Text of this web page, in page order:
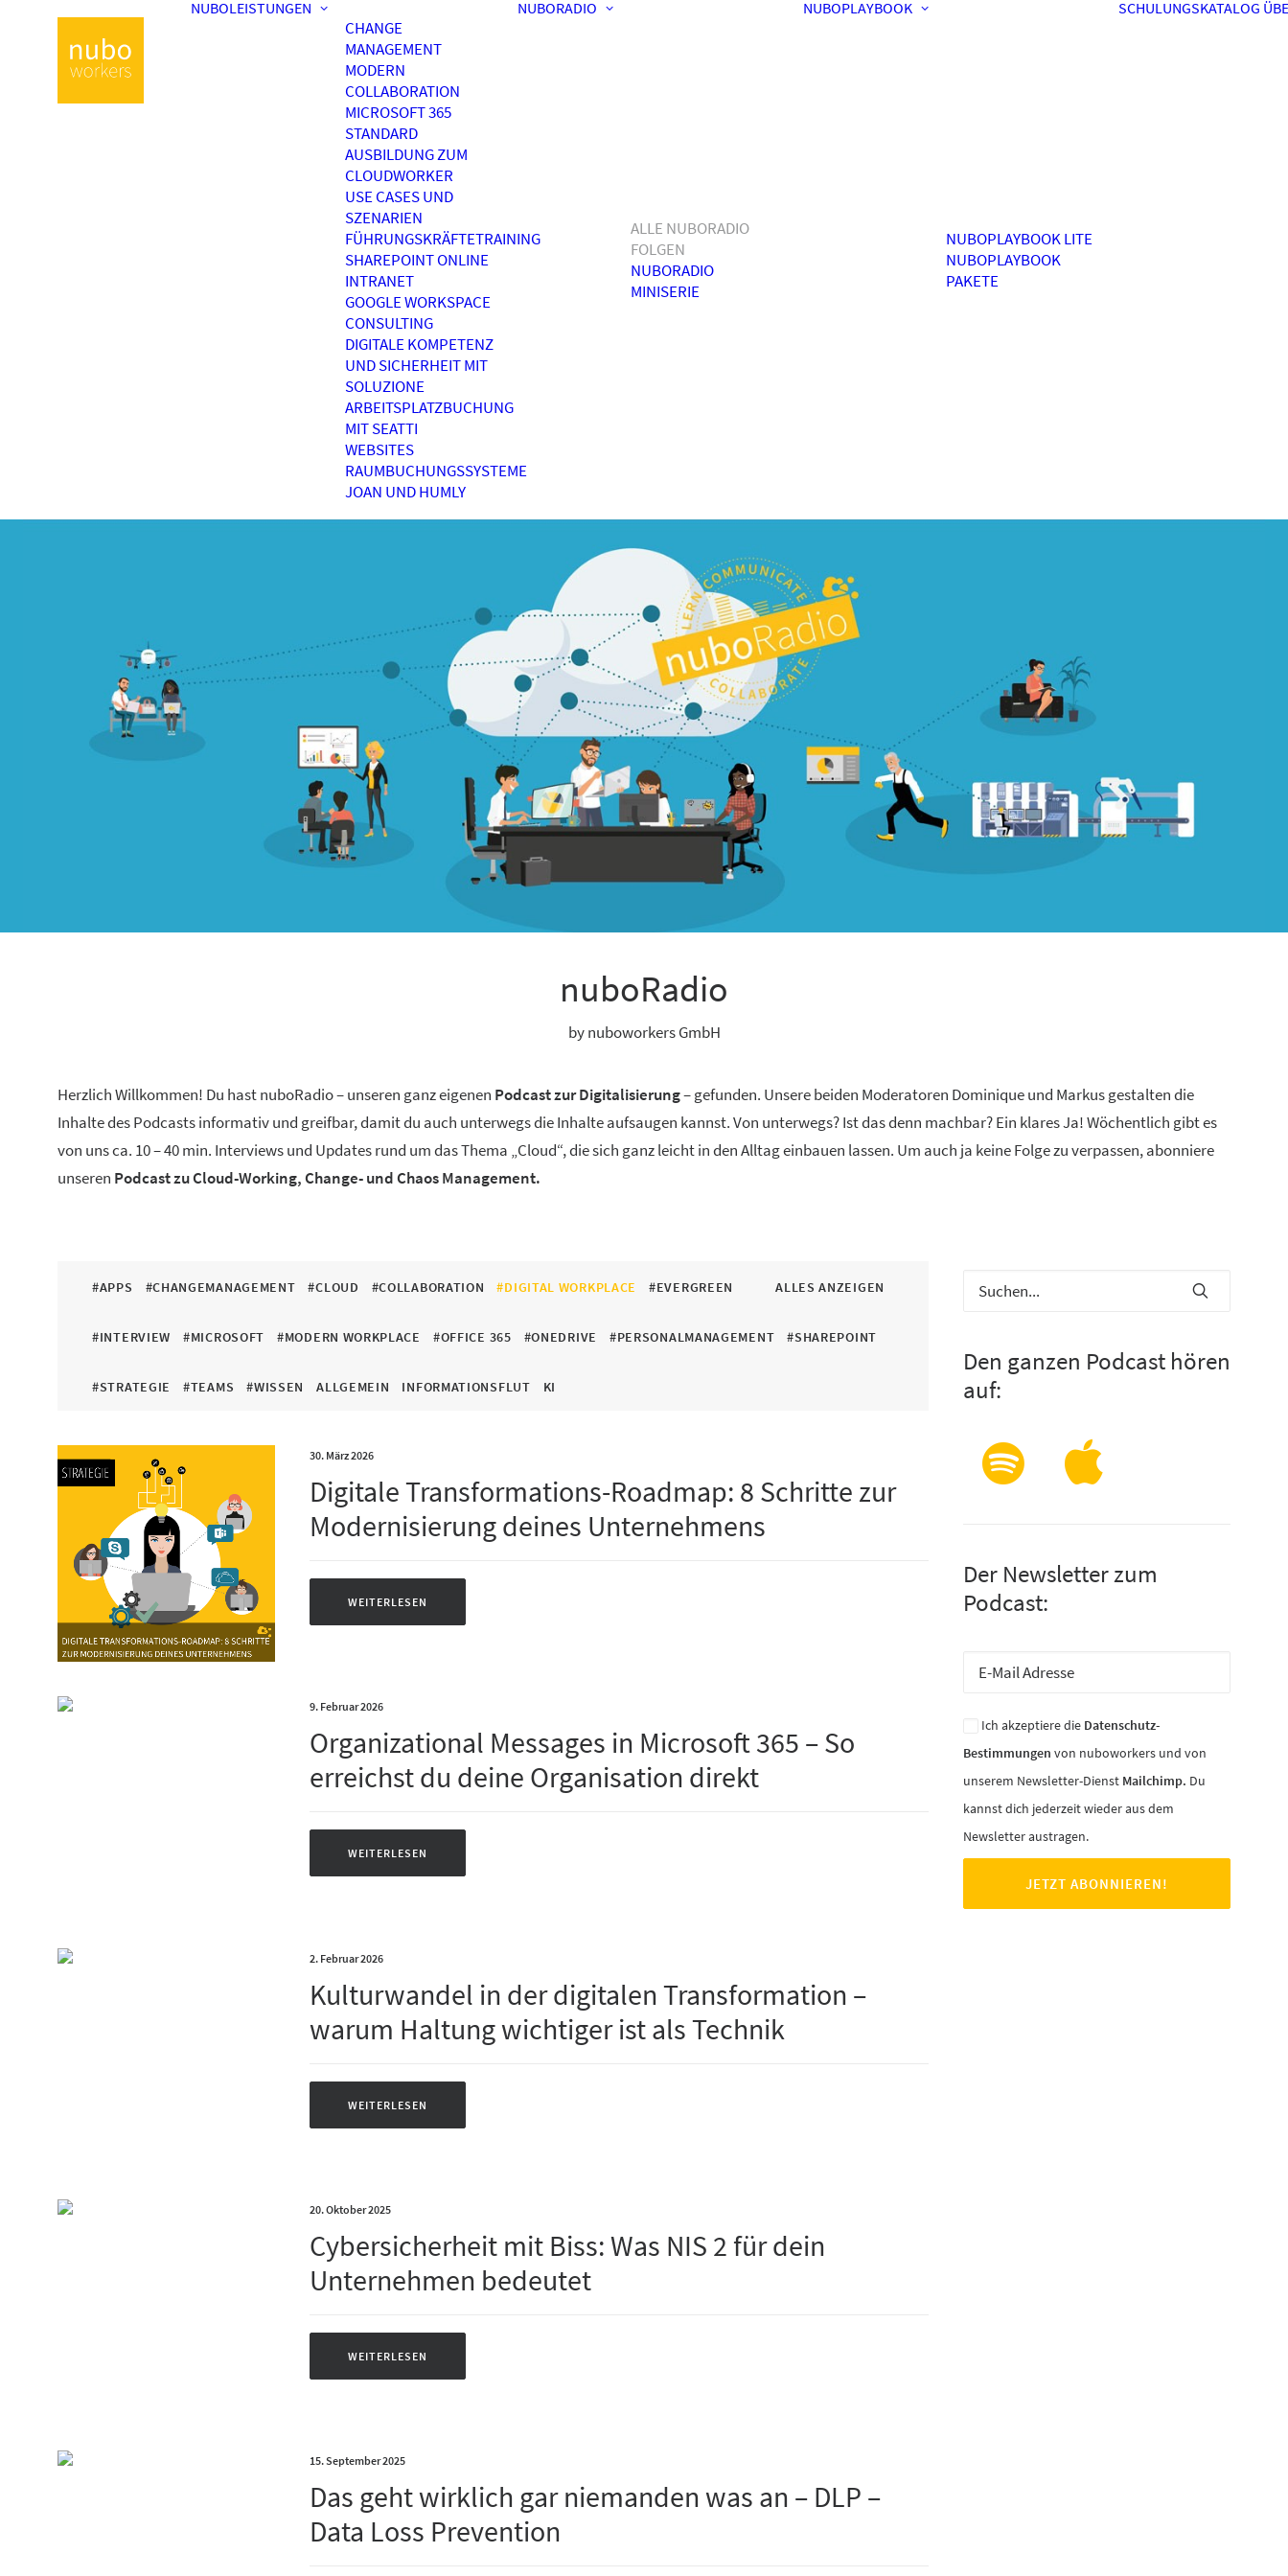
NUBOLEISTUNGEN
CHANGE
MANAGEMENT
MODERN
COLLABORATION
MICROSOFT 365
STANDARD
AUSBILDUNG ZUM
CLOUDWORKER
USE CASES UND
SZENARIEN
FÜHRUNGSKRÄFTETRAINING
SHAREPOINT ONLINE
INTRANET
GOOGLE WORKSPACE
CONSULTING
DIGITALE KOMPETENZ
UND SICHERHEIT MIT
SOLUZIONE
ARBEITSPLATZBUCHUNG
MIT SEATTI
WEBSITES
RAUMBUCHUNGSSYSTEME
JOAN UND HUMLY
NUBORADIO
ALLE NUBORADIO
FOLGEN
NUBORADIO
MINISERIE
NUBOPLAYBOOK
NUBOPLAYBOOK LITE
NUBOPLAYBOOK
PAKETE
SCHULUNGSKATALOG
nuboRadio
by nuboworkers GmbH
Herzlich Willkommen! Du hast nuboRadio – unseren ganz eigenen Podcast zur Digitalisierung– gefunden. Unsere beiden Moderatoren Dominique und Markus gestalten die
Inhalte des Podcasts informativ und greifbar, damit du auch unterwegs die Inhalte aufsaugen kannst. Von unterwegs? Ist das denn machbar? Ein klares Ja! Wöchentlich gibt es
von uns ca. 10 – 40 min. Interviews und Updates rund um das Thema „Cloud“, die sich ganz leicht in den Alltag einbauen lassen. Um auch ja keine Folge zu verpassen, abonniere
unseren Podcast zu Cloud-Working, Change- und Chaos Management.
ALLES ANZEIGEN
#APPS #CHANGEMANAGEMENT #CLOUD #COLLABORATION #DIGITAL WORKPLACE #EVERGREEN
#INTERVIEW #MICROSOFT #MODERN WORKPLACE #OFFICE 365 #ONEDRIVE #PERSONALMANAGEMENT #SHAREPOINT
#STRATEGIE #TEAMS #WISSEN ALLGEMEIN INFORMATIONSFLUT KI
30. März 2026
Digitale Transformations-Roadmap: 8 Schritte zur
Modernisierung deines Unternehmens
WEITERLESEN
9. Februar 2026
Organizational Messages in Microsoft 365 – So
erreichst du deine Organisation direkt
WEITERLESEN
2. Februar 2026
Kulturwandel in der digitalen Transformation –
warum Haltung wichtiger ist als Technik
WEITERLESEN
20. Oktober 2025
Cybersicherheit mit Biss: Was NIS 2 für dein
Unternehmen bedeutet
WEITERLESEN
15. September 2025
Das geht wirklich gar niemanden was an – DLP –
Data Loss Prevention
Den ganzen Podcast hören
auf:
Der Newsletter zum
Podcast:
Ich akzeptiere die Datenschutz-
Bestimmungen von nuboworkers und von
unserem Newsletter-Dienst Mailchimp. Du
kannst dich jederzeit wieder aus dem
Newsletter austragen.